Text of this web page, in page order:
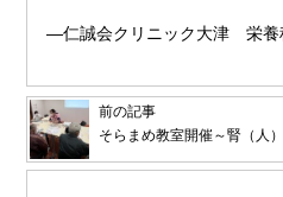
―仁誠会クリニック大津 栄
前の記事
そらまめ教室開催～腎（人